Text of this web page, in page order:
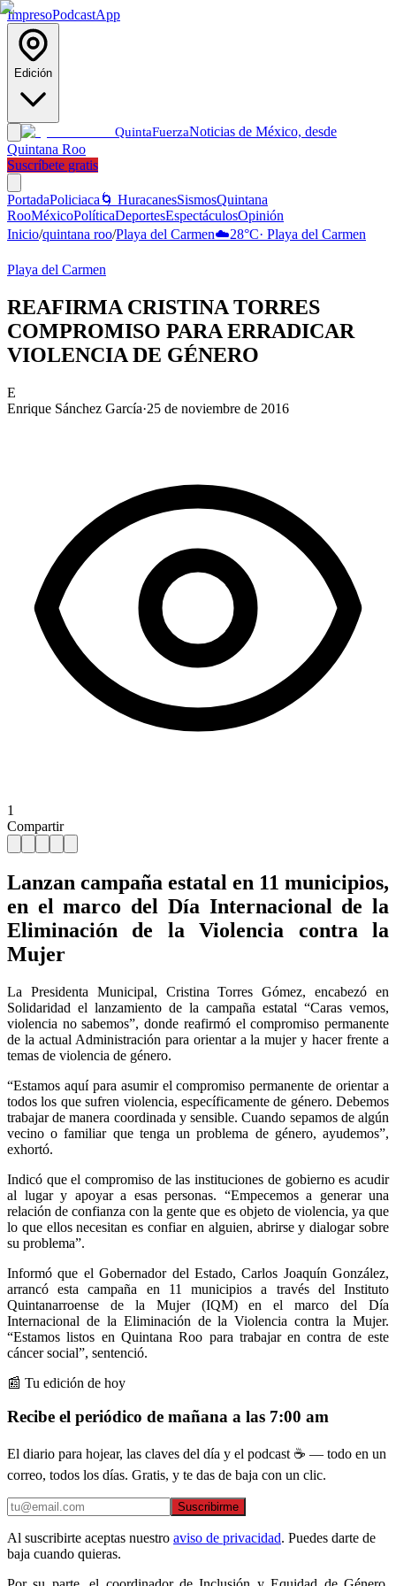
ImpresoPodcastApp
Edición
QuintaFuerzaNoticias de México, desde
Quintana Roo
Suscríbete gratis
PortadaPoliciaca 🌀 HuracanesSismosQuintana
RooMéxicoPolíticaDeportesEspectáculosOpinión
Inicio/quintana roo/Playa del Carmen☁️28°C· Playa del Carmen
Playa del Carmen
REAFIRMA CRISTINA TORRES
COMPROMISO PARA ERRADICAR
VIOLENCIA DE GÉNERO
E
Enrique Sánchez García·25 de noviembre de 2016
1
Compartir
Lanzan campaña estatal en 11 municipios,
en el marco del Día Internacional de la
Eliminación de la Violencia contra la
Mujer
La Presidenta Municipal, Cristina Torres Gómez, encabezó en
Solidaridad el lanzamiento de la campaña estatal “Caras vemos,
violencia no sabemos”, donde reafirmó el compromiso permanente
de la actual Administración para orientar a la mujer y hacer frente a
temas de violencia de género.
“Estamos aquí para asumir el compromiso permanente de orientar a
todos los que sufren violencia, específicamente de género. Debemos
trabajar de manera coordinada y sensible. Cuando sepamos de algún
vecino o familiar que tenga un problema de género, ayudemos”,
exhortó.
Indicó que el compromiso de las instituciones de gobierno es acudir
al lugar y apoyar a esas personas. “Empecemos a generar una
relación de confianza con la gente que es objeto de violencia, ya que
lo que ellos necesitan es confiar en alguien, abrirse y dialogar sobre
su problema”.
Informó que el Gobernador del Estado, Carlos Joaquín González,
arrancó esta campaña en 11 municipios a través del Instituto
Quintanarroense de la Mujer (IQM) en el marco del Día
Internacional de la Eliminación de la Violencia contra la Mujer.
“Estamos listos en Quintana Roo para trabajar en contra de este
cáncer social”, sentenció.
📰 Tu edición de hoy
Recibe el periódico de mañana a las 7:00 am
El diario para hojear, las claves del día y el podcast ☕ — todo en un
correo, todos los días. Gratis, y te das de baja con un clic.
Suscribirme
Al suscribirte aceptas nuestro aviso de privacidad. Puedes darte de
baja cuando quieras.